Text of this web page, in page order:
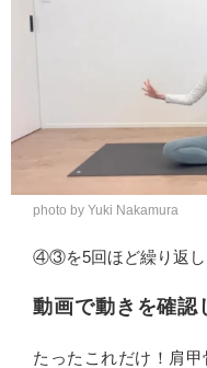
photo by Yuki Nakamura
④③を5回ほど繰り返し
動画で動きを確認
たったこれだけ！肩